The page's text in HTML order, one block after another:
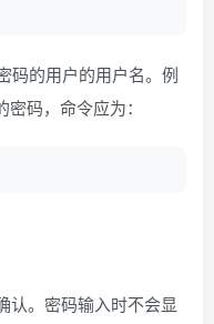
码的用户的用户名。例
密码，命令应为：
认。密码输入时不会显